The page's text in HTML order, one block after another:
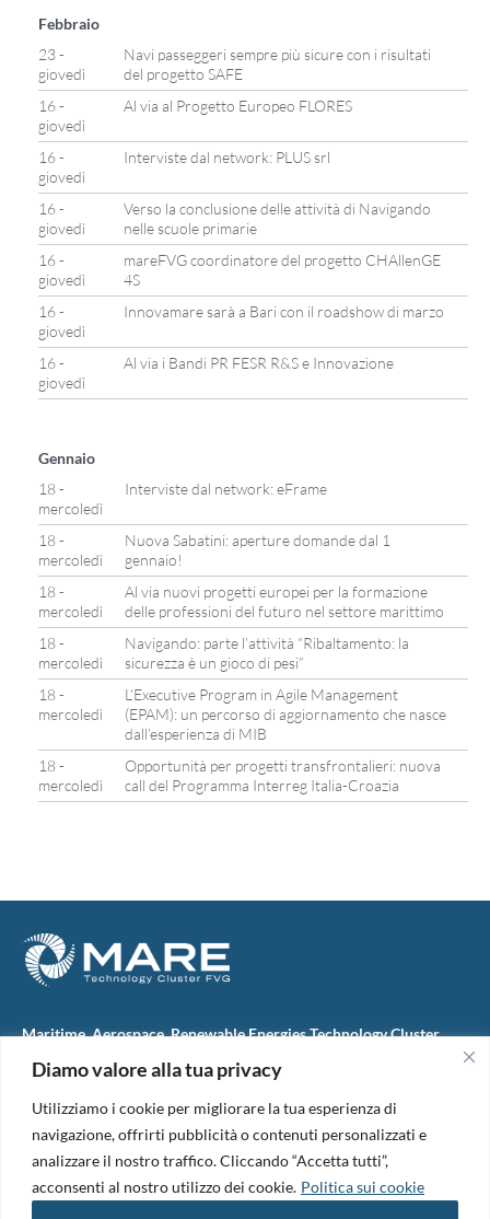
Diamo valore alla tua privacy
Utilizziamo i cookie per migliorare la tua esperienza di
navigazione, offrirti pubblicità o contenuti personalizzati e
analizzare il nostro traffico. Cliccando “Accetta tutti”,
acconsenti al nostro utilizzo dei cookie. Politica sui cookie
Febbraio
23 -
giovedì
Navi passeggeri sempre più sicure con i risultati
del progetto SAFE
16 -
giovedì
Al via al Progetto Europeo FLORES
16 -
giovedì
Interviste dal network: PLUS srl
16 -
giovedì
Verso la conclusione delle attività di Navigando
nelle scuole primarie
16 -
giovedì
mareFVG coordinatore del progetto CHAllenGE
4S
16 -
giovedì
Innovamare sarà a Bari con il roadshow di marzo
16 -
giovedì
Al via i Bandi PR FESR R&S e Innovazione
Gennaio
18 -
mercoledì
Interviste dal network: eFrame
18 -
mercoledì
Nuova Sabatini: aperture domande dal 1
gennaio!
18 -
mercoledì
Al via nuovi progetti europei per la formazione
delle professioni del futuro nel settore marittimo
18 -
mercoledì
Navigando: parte l’attività “Ribaltamento: la
sicurezza è un gioco di pesi”
18 -
mercoledì
L’Executive Program in Agile Management
(EPAM): un percorso di aggiornamento che nasce
dall’esperienza di MIB
18 -
mercoledì
Opportunità per progetti transfrontalieri: nuova
call del Programma Interreg Italia-Croazia
Maritime, Aerospace, Renewable Energies Technology Cluster
M.A.R.E. TC FVG S.c.ar.l.
34074 Monfalcone (Italy)
tel. +39 0481 723440
Codice Fiscale e Partita Iva: 01138620313
PEC:marefvg@legalmail.it
Codice univoco per i pagamenti: M5UXCR1